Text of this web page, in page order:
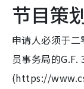
节目策
申请人必须于
员事务局的
(https://